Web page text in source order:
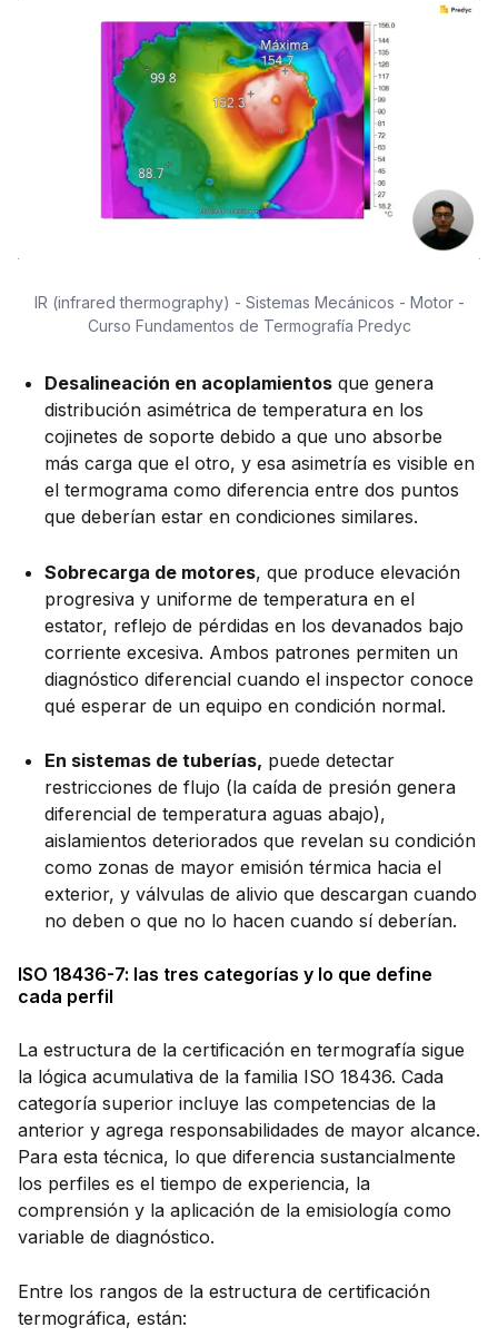
IR (infrared thermography) - Sistemas Mecánicos - Motor -
Curso Fundamentos de Termografía Predyc
Desalineación en acoplamientos que genera
distribución asimétrica de temperatura en los
cojinetes de soporte debido a que uno absorbe
más carga que el otro, y esa asimetría es visible en
el termograma como diferencia entre dos puntos
que deberían estar en condiciones similares.
Sobrecarga de motores, que produce elevación
progresiva y uniforme de temperatura en el
estator, reflejo de pérdidas en los devanados bajo
corriente excesiva. Ambos patrones permiten un
diagnóstico diferencial cuando el inspector conoce
qué esperar de un equipo en condición normal.
En sistemas de tuberías, puede detectar
restricciones de flujo (la caída de presión genera
diferencial de temperatura aguas abajo),
aislamientos deteriorados que revelan su condición
como zonas de mayor emisión térmica hacia el
exterior, y válvulas de alivio que descargan cuando
no deben o que no lo hacen cuando sí deberían.
ISO 18436-7: las tres categorías y lo que define
cada perfil
La estructura de la certificación en termografía sigue
la lógica acumulativa de la familia ISO 18436. Cada
categoría superior incluye las competencias de la
anterior y agrega responsabilidades de mayor alcance.
Para esta técnica, lo que diferencia sustancialmente
los perfiles es el tiempo de experiencia, la
comprensión y la aplicación de la emisiología como
variable de diagnóstico.
Entre los rangos de la estructura de certificación
termográfica, están: